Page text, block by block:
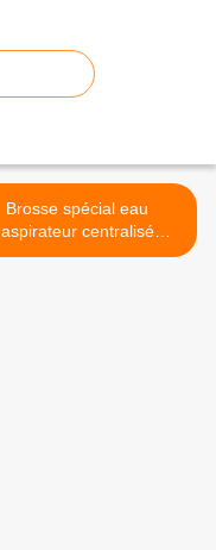
Brosse spécial eau
aspirateur centralisé
raclette eau aspirateur >